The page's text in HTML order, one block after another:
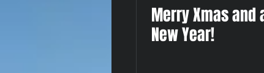
Merry Xmas and
New Year!